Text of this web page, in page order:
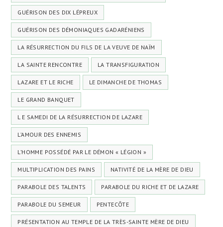
GUÉRISON DES DIX LÉPREUX
GUÉRISON DES DÉMONIAQUES GADARÉNIENS
LA RÉSURRECTION DU FILS DE LA VEUVE DE NAÏM
LA SAINTE RENCONTRE LA TRANSFIGURATION
LAZARE ET LE RICHE LE DIMANCHE DE THOMAS
LE GRAND BANQUET
L E SAMEDI DE LA RÉSURRECTION DE LAZARE
L’AMOUR DES ENNEMIS
L’HOMME POSSÉDÉ PAR LE DÉMON « LÉGION »
MULTIPLICATION DES PAINS NATIVITÉ DE LA MÈRE DE DIEU
PARABOLE DES TALENTS PARABOLE DU RICHE ET DE LAZARE
PARABOLE DU SEMEUR PENTECÔTE
PRÉSENTATION AU TEMPLE DE LA TRÈS-SAINTE MÈRE DE DIEU